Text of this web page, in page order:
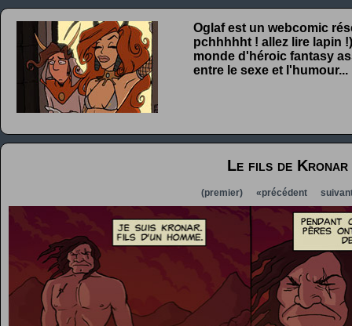
Oglaf est un webcomic
pchhhhht ! allez lire lapin
monde d'héroic fantasy
entre le sexe et l'humour...
Le fils de Kronar
(premier) «précédent